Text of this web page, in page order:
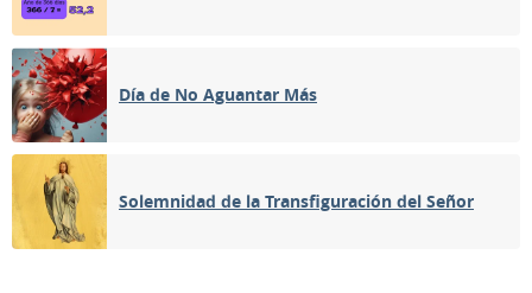
Día de No Aguantar Más
Solemnidad de la Transfiguración del Señor